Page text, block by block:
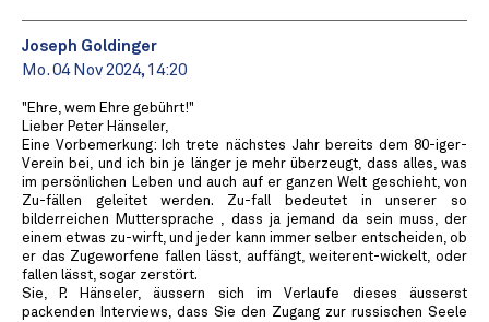
Joseph Goldinger
Mo. 04 Nov 2024, 14:20
"Ehre, wem Ehre gebührt!"
Lieber Peter Hänseler,
Eine Vorbemerkung: Ich trete nächstes Jahr bereits dem 80-iger-
Verein bei, und ich bin je länger je mehr überzeugt, dass alles, was
im persönlichen Leben und auch auf er ganzen Welt geschieht, von
Zu-fällen geleitet werden. Zu-fall bedeutet in unserer so
bilderreichen Muttersprache , dass ja jemand da sein muss, der
einem etwas zu-wirft, und jeder kann immer selber entscheiden, ob
er das Zugeworfene fallen lässt, auffängt, weiterent-wickelt, oder
fallen lässt, sogar zerstört.
Sie, P. Hänseler, äussern sich im Verlaufe dieses äusserst
packenden Interviews, dass Sie den Zugang zur russischen Seele